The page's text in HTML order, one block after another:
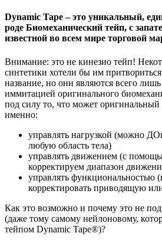
Dynamic Tape – это уникальный,
роде Биомеханический тейп, с
известной во всем мире торговой
Внимание: это не кинезио тейп!
синтетики хотели бы им
название, но они являются всего
иммитацией оригинального
под силу то, что может
именно:
управлять нагрузкой (можно
любую область тела)
управлять движением (с
корректируем диапазон
управлять функциональностью
корректировать приводящую
Как это возможно и почему это не
(даже тому самому нейлоновому,
тейпом Dynamic Tape®)?